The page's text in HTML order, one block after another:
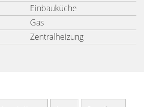
Einbauküche
Gas
Zentralheizung